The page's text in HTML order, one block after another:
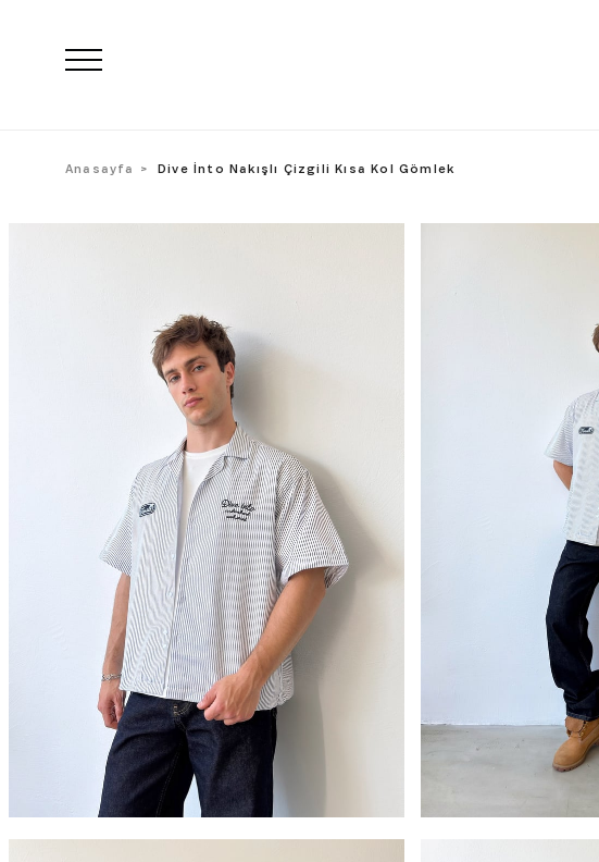
Anasayfa Dive İnto Nakışlı Çizgili Kısa Kol Gömlek